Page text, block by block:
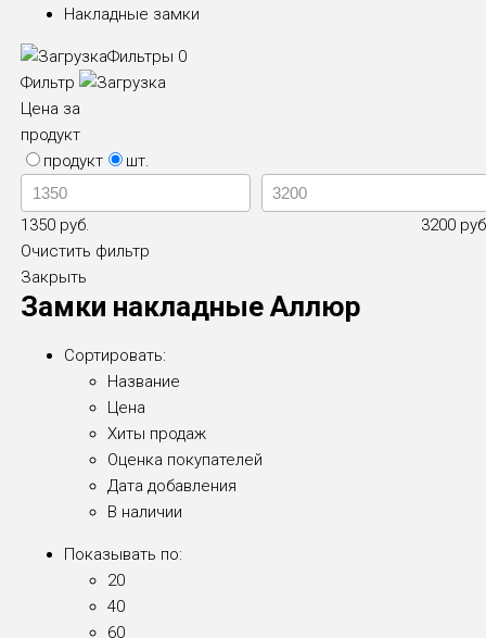
Накладные замки
Фильтры 0
Фильтр
Цена за
продукт
продукт
шт.
1350 руб.
3200
Очистить фильтр
Закрыть
Замки накладные Аллюр
Сортировать:
Название
Цена
Хиты продаж
Оценка покупателей
Дата добавления
В наличии
Показывать по:
20
40
60